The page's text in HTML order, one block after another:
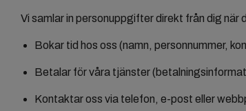
Vi samlar in personuppgifter direkt från dig när
Bokar tid hos oss (namn, personnummer,
Betalar för våra tjänster
Kontaktar oss via telefon, e-post eller